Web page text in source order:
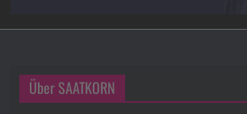
Über SAATKORN